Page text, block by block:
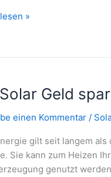
»
Geld
einen Kommentar /
gilt seit langem
Sie kann zum Heizen
genutzt